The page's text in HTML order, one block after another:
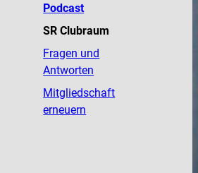
Podcast
SR Clubraum
Fragen und
Antworten
Mitgliedschaft
erneuern